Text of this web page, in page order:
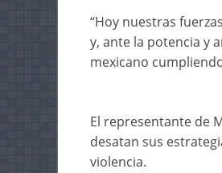
“Hoy nuestras
y, ante la potencia y
mexicano
El representante de
desatan sus
violencia.